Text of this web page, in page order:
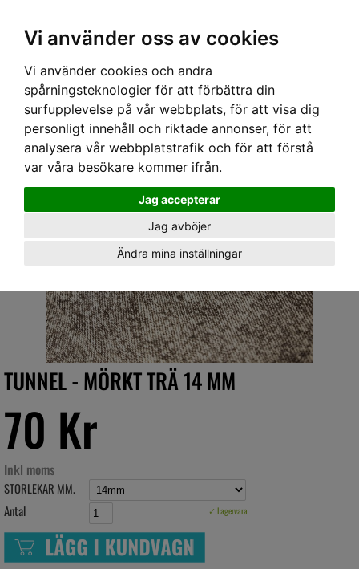
Vi använder oss av cookies
Vi använder cookies och andra
spårningsteknologier för att förbättra din
surfupplevelse på vår webbplats, för att visa dig
personligt innehåll och riktade annonser, för att
analysera vår webbplatstrafik och för att förstå
var våra besökare kommer ifrån.
Jag accepterar
Jag avböjer
Ändra mina inställningar
Hem› ACCESSOARER ›PIERCINGAR & TUNNLAR› TUNNEL - MÖRKT TRÄ 14 MM
TUNNEL - MÖRKT TRÄ 14 MM
70 Kr
Inkl moms
STORLEKAR MM.
Antal
✓ Lagervara